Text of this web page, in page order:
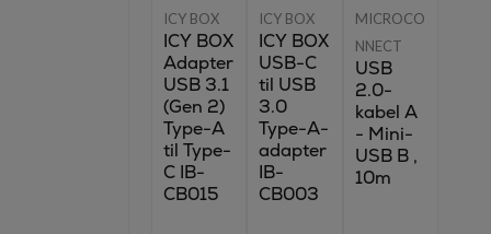
ICY BOX
ICY BOX
Adapter
USB 3.1
(Gen 2)
Type-A
til Type-
C IB-
CB015
ICY BOX
ICY BOX
USB-C
til USB
3.0
Type-A-
adapter
IB-
CB003
MICROCO
NNECT
USB
2.0-
kabel A
- Mini-
USB B ,
10m